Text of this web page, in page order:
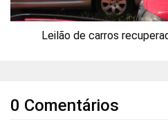
Leilão de carros
0 Comentários